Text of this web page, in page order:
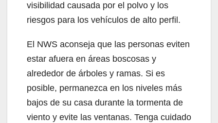
visibilidad causada por el polvo y los
riesgos para los vehículos de alto perfil.
El NWS aconseja que las personas eviten
estar afuera en áreas boscosas y
alrededor de árboles y ramas. Si es
posible, permanezca en los niveles más
bajos de su casa durante la tormenta de
viento y evite las ventanas. Tenga cuidado